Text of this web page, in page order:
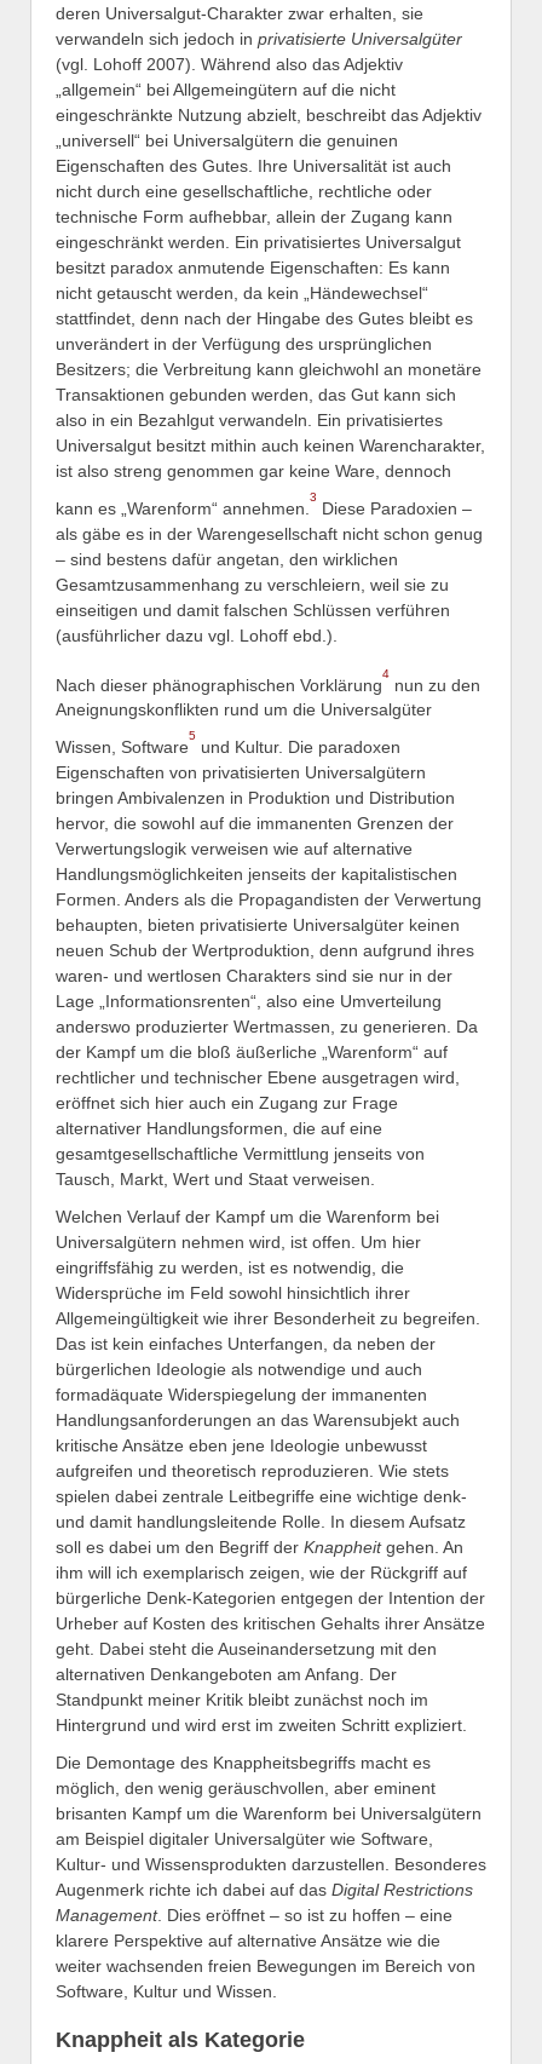
deren Universalgut-Charakter zwar erhalten, sie
verwandeln sich jedoch in privatisierte Universalgüter
(vgl. Lohoff 2007). Während also das Adjektiv
„allgemein“ bei Allgemeingütern auf die nicht
eingeschränkte Nutzung abzielt, beschreibt das Adjektiv
„universell“ bei Universalgütern die genuinen
Eigenschaften des Gutes. Ihre Universalität ist auch
nicht durch eine gesellschaftliche, rechtliche oder
technische Form aufhebbar, allein der Zugang kann
eingeschränkt werden. Ein privatisiertes Universalgut
besitzt paradox anmutende Eigenschaften: Es kann
nicht getauscht werden, da kein „Händewechsel“
stattfindet, denn nach der Hingabe des Gutes bleibt es
unverändert in der Verfügung des ursprünglichen
Besitzers; die Verbreitung kann gleichwohl an monetäre
Transaktionen gebunden werden, das Gut kann sich
also in ein Bezahlgut verwandeln. Ein privatisiertes
Universalgut besitzt mithin auch keinen Warencharakter,
ist also streng genommen gar keine Ware, dennoch
kann es „Warenform“ annehmen.
3
Diese Paradoxien –
als gäbe es in der Warengesellschaft nicht schon genug
– sind bestens dafür angetan, den wirklichen
Gesamtzusammenhang zu verschleiern, weil sie zu
einseitigen und damit falschen Schlüssen verführen
(ausführlicher dazu vgl. Lohoff ebd.).
Nach dieser phänographischen Vorklärung
4
nun zu den
Aneignungskonflikten rund um die Universalgüter
Wissen, Software
5
und Kultur. Die paradoxen
Eigenschaften von privatisierten Universalgütern
bringen Ambivalenzen in Produktion und Distribution
hervor, die sowohl auf die immanenten Grenzen der
Verwertungslogik verweisen wie auf alternative
Handlungsmöglichkeiten jenseits der kapitalistischen
Formen. Anders als die Propagandisten der Verwertung
behaupten, bieten privatisierte Universalgüter keinen
neuen Schub der Wertproduktion, denn aufgrund ihres
waren- und wertlosen Charakters sind sie nur in der
Lage „Informationsrenten“, also eine Umverteilung
anderswo produzierter Wertmassen, zu generieren. Da
der Kampf um die bloß äußerliche „Warenform“ auf
rechtlicher und technischer Ebene ausgetragen wird,
eröffnet sich hier auch ein Zugang zur Frage
alternativer Handlungsformen, die auf eine
gesamtgesellschaftliche Vermittlung jenseits von
Tausch, Markt, Wert und Staat verweisen.
Welchen Verlauf der Kampf um die Warenform bei
Universalgütern nehmen wird, ist offen. Um hier
eingriffsfähig zu werden, ist es notwendig, die
Widersprüche im Feld sowohl hinsichtlich ihrer
Allgemeingültigkeit wie ihrer Besonderheit zu begreifen.
Das ist kein einfaches Unterfangen, da neben der
bürgerlichen Ideologie als notwendige und auch
formadäquate Widerspiegelung der immanenten
Handlungsanforderungen an das Warensubjekt auch
kritische Ansätze eben jene Ideologie unbewusst
aufgreifen und theoretisch reproduzieren. Wie stets
spielen dabei zentrale Leitbegriffe eine wichtige denk-
und damit handlungsleitende Rolle. In diesem Aufsatz
soll es dabei um den Begriff der Knappheitgehen. An
ihm will ich exemplarisch zeigen, wie der Rückgriff auf
bürgerliche Denk-Kategorien entgegen der Intention der
Urheber auf Kosten des kritischen Gehalts ihrer Ansätze
geht. Dabei steht die Auseinandersetzung mit den
alternativen Denkangeboten am Anfang. Der
Standpunkt meiner Kritik bleibt zunächst noch im
Hintergrund und wird erst im zweiten Schritt expliziert.
Die Demontage des Knappheitsbegriffs macht es
möglich, den wenig geräuschvollen, aber eminent
brisanten Kampf um die Warenform bei Universalgütern
am Beispiel digitaler Universalgüter wie Software,
Kultur- und Wissensprodukten darzustellen. Besonderes
Augenmerk richte ich dabei auf das Digital Restrictions
Management. Dies eröffnet – so ist zu hoffen – eine
klarere Perspektive auf alternative Ansätze wie die
weiter wachsenden freien Bewegungen im Bereich von
Software, Kultur und Wissen.
Knappheit als Kategorie